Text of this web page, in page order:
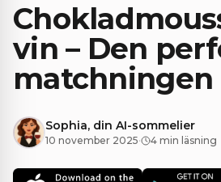
vin – Den
matchningen
Sophia, din AI-sommelier
10 november 2025· 4 min läsning